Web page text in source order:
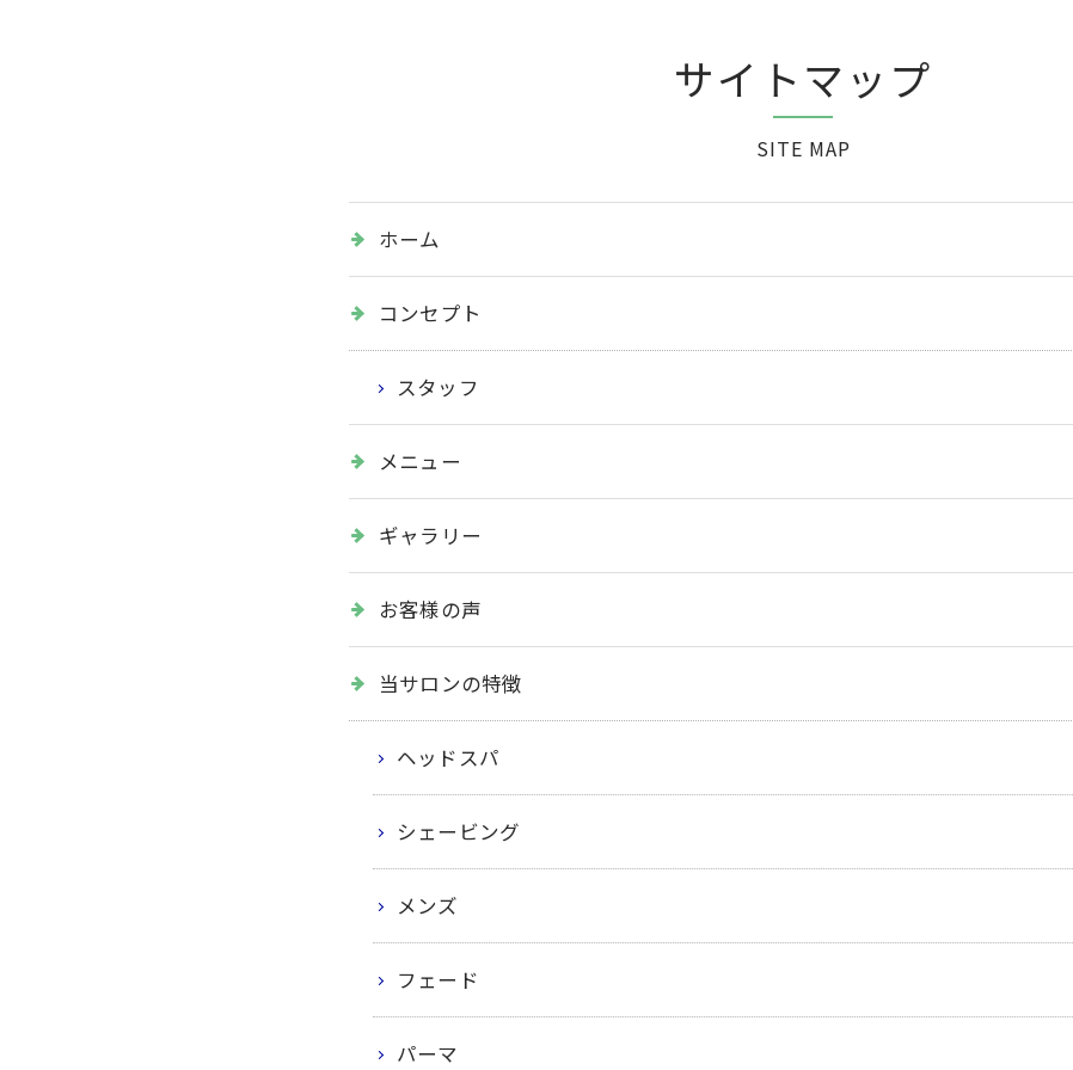
SITE MAP
サイトマップ
ホーム
コンセプト
スタッフ
メニュー
ギャラリー
お客様の声
当サロンの特徴
ヘッドスパ
シェービング
メンズ
フェード
パーマ